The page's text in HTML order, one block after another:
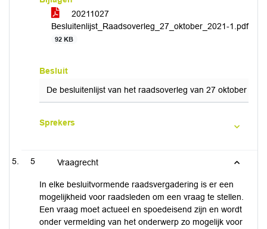
20211027
Besluitenlijst_Raadsoverleg_27_oktober_2021-1.pdf
92 KB
Besluit
De besluitenlijst van het raadsoverleg van 27 oktober
Sprekers
5 Vraagrecht
In elke besluitvormende raadsvergadering is er een
mogelijkheid voor raadsleden om een vraag te stellen.
Een vraag moet actueel en spoedeisend zijn en wordt
onder vermelding van het onderwerp zo mogelijk voor